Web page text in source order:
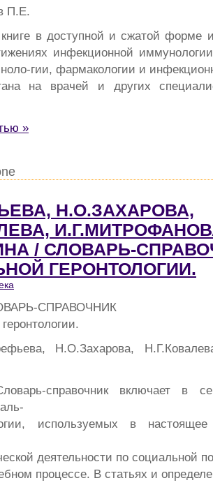
П.Е.
в доступной и сжатой форме
инфекционной
гии, фармакологии и
на врачей и других
»
Н.О.ЗАХАРОВА,
/ СЛОВАРЬ-
ГЕРОНТОЛОГИИ.
СПРАВОЧНИК
Н.О.Захарова,
справочник включает в
используемых в
деятельности по социальной
процессе. В статьях и